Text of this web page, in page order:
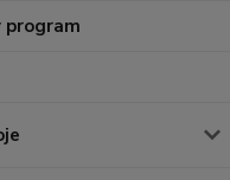
program